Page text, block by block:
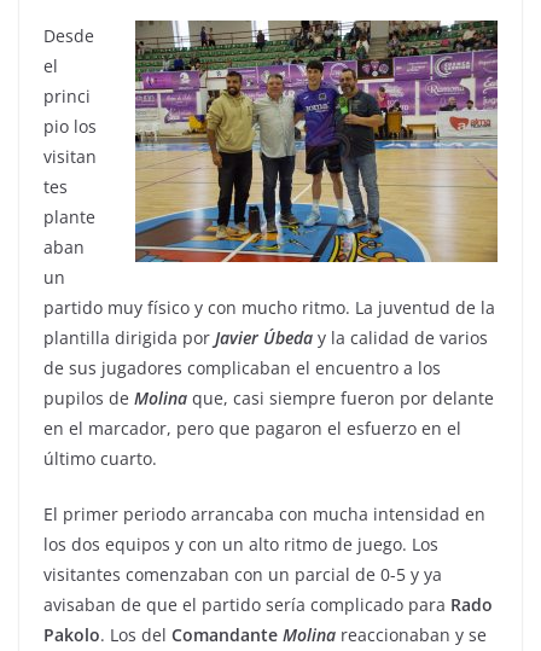
Desde
el
princi
pio los
visitan
tes
plante
aban
un
partido muy físico y con mucho ritmo. La juventud de la
plantilla dirigida por Javier Úbeda y la calidad de varios
de sus jugadores complicaban el encuentro a los
pupilos de Molina que, casi siempre fueron por delante
en el marcador, pero que pagaron el esfuerzo en el
último cuarto.
El primer periodo arrancaba con mucha intensidad en
los dos equipos y con un alto ritmo de juego. Los
visitantes comenzaban con un parcial de 0-5 y ya
avisaban de que el partido sería complicado para Rado
Pakolo. Los del Comandante Molina reaccionaban y se